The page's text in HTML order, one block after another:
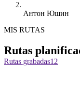
Антон Юшин
MIS RUTAS
Rutas
Rutas grabadas12